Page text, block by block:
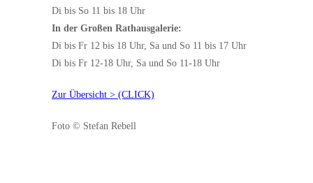
Di bis So 11 bis 18 Uhr
In der Großen Rathausgalerie:
Di bis Fr 12 bis 18 Uhr, Sa und So 11 bis 17 Uhr
Di bis Fr 12-18 Uhr, Sa und So 11-18 Uhr
Zur Übersicht > (CLICK)
Foto © Stefan Rebell